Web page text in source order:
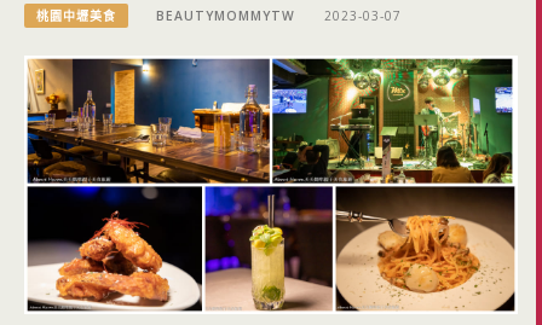
桃園中壢美食 BEAUTYMOMMYTW 2023-03-07